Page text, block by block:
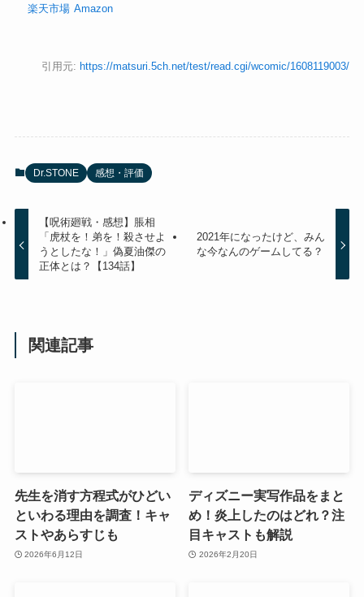
楽天市場 Amazon
引用元: https://matsuri.5ch.net/test/read.cgi/wcomic/1608119003/
Dr.STONE 感想・評価
【呪術廻戦・感想】脹相
「虎杖を！弟を！殺させよ
うとしたな！」偽夏油傑の
正体とは？【134話】
2021年になったけど、みん
な今なんのゲームしてる？
関連記事
先生を消す方程式がひどい
といわる理由を調査！キャ
ストやあらすじも
2026年6月12日
ディズニー実写作品をまと
め！炎上したのはどれ？注
目キャストも解説
2026年2月20日